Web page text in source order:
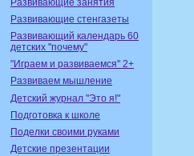
Развивающие стенгазеты
Развивающий календарь 60
детских "почему"
"Играем и развиваемся" 2+
Развиваем мышление
Детский журнал "Это я!"
Подготовка к школе
Поделки своими руками
Детские презентации